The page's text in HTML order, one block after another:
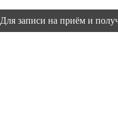
Для записи на приём и